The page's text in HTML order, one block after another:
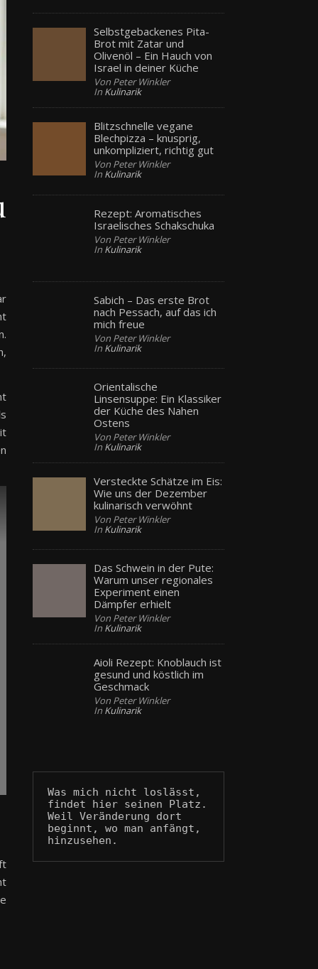
Selbstgebackenes Pita-
Brot mit Zatar und
Olivenöl – Ein Hauch von
Israel in deiner Küche
Von Peter Winkler
In Kulinarik
Blitzschnelle vegane
Blechpizza – knusprig,
unkompliziert, richtig gut
Von Peter Winkler
In Kulinarik
Rezept: Aromatisches
Israelisches Schakschuka
Von Peter Winkler
In Kulinarik
Sabich – Das erste Brot
nach Pessach, auf das ich
mich freue
Von Peter Winkler
In Kulinarik
Orientalische
Linsensuppe: Ein Klassiker
der Küche des Nahen
Ostens
Von Peter Winkler
In Kulinarik
Versteckte Schätze im Eis:
Wie uns der Dezember
kulinarisch verwöhnt
Von Peter Winkler
In Kulinarik
Das Schwein in der Pute:
Warum unser regionales
Experiment einen
Dämpfer erhielt
Von Peter Winkler
In Kulinarik
Aioli Rezept: Knoblauch ist
gesund und köstlich im
Geschmack
Von Peter Winkler
In Kulinarik
Was mich nicht loslässt,
findet hier seinen Platz.
Weil Veränderung dort
beginnt, wo man anfängt,
hinzusehen.